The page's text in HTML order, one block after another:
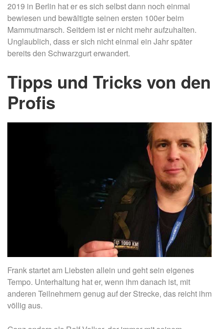
2019 in Berlin hat er es sich selbst dann noch einmal
bewiesen und bewältigte seinen ersten 100er beim
Mammutmarsch. Seitdem ist er nicht mehr aufzuhalten.
Unglaublich, dass er sich nicht einmal ein Jahr später
bereits den Schwarzgurt erwandert.
Tipps und Tricks von den
Profis
Frank startet am Liebsten allein und geht sein eigenes
Tempo. Unterhaltung hat er, wenn ihm danach ist, mit
anderen Teilnehmern genug auf der Strecke, das reicht ihm
völlig aus.